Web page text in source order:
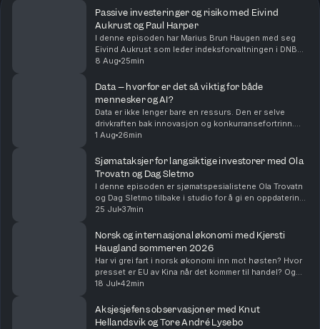
Passive investeringer og risiko med Eivind
Aukrust og Paul Harper
I denne episoden har Marius Brun Haugen med seg
Eivind Aukrust som leder indeksforvaltningen i DNB
Asset Management og aksjestrateg Paul Harper fra
veks...
8 Aug 25min
Data – hvorfor er det så viktig for både
mennesker og AI?
Data er ikke lenger bare en ressurs. Den er selve
drivkraften bak innovasjon og konkurransefortrinn.
Det er på mange måter den nye oljen.Men ikke all data
1 Aug 26min
Sjømataksjer for langsiktige investorer med Ola
Trovatn og Dag Sletmo
I denne episoden er sjømatspesialistene Ola Trovatn
og Dag Sletmo tilbake i studio for å gi en oppdatering
på lakseaksjene og de langsiktige driverne for
25 Jul 37min
Norsk og internasjonal økonomi med Kjersti
Haugland sommeren 2026
Har vi grei fart i norsk økonomi inn mot høsten? Hvor
presset er EU av Kina når det kommer til handel? Og
hvor viktig er AI, ikke bare for finansmarkedet, men for
18 Jul 42min
Aksjesjefens observasjoner med Knut
Hellandsvik og Tore André Lysebo